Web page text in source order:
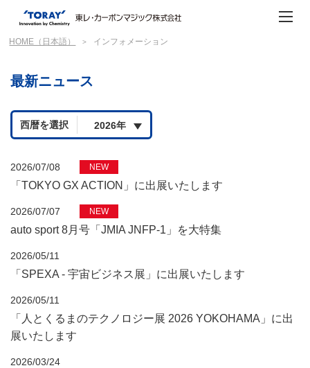
HOME（日本語） インフォメーション
最新ニュース
西暦を選択
2026/07/08 NEW
「TOKYO GX ACTION」に出展いたします
2026/07/07 NEW
auto sport 8月号「JMIA JNFP-1」を大特集
2026/05/11
「SPEXA - 宇宙ビジネス展」に出展いたします
2026/05/11
「人とくるまのテクノロジー展 2026 YOKOHAMA」に出
展いたします
2026/03/24